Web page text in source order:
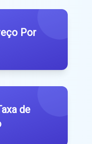
Por
de